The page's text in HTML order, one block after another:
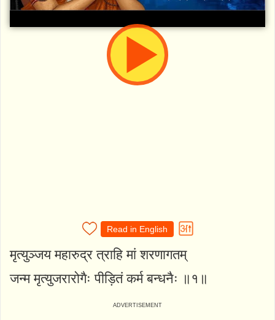
Read in English
मृत्युञ्जय महारुद्र त्राहि मां शरणागतम्
जन्म मृत्युजरारोगैः पीड़ितं कर्म बन्धनैः ॥१॥